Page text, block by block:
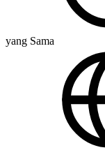
yang Sama